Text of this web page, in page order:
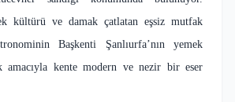
kültürü ve damak çatlatan eşsiz mutfak
Başkenti Şanlıurfa’nın yemek
amacıyla kente modern ve nezir bir eser